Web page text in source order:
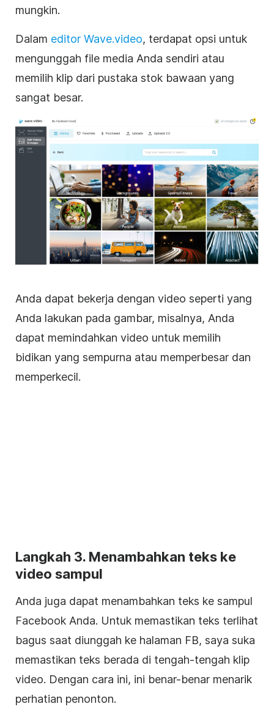
mungkin.
Dalam editor Wave.video, terdapat opsi untuk
mengunggah file media Anda sendiri atau
memilih klip dari pustaka stok bawaan yang
sangat besar.
Anda dapat bekerja dengan video seperti yang
Anda lakukan pada gambar, misalnya, Anda
dapat memindahkan video untuk memilih
bidikan yang sempurna atau memperbesar dan
memperkecil.
Langkah 3. Menambahkan teks ke
video sampul
Anda juga dapat menambahkan teks ke sampul
Facebook Anda. Untuk memastikan teks terlihat
bagus saat diunggah ke halaman FB, saya suka
memastikan teks berada di tengah-tengah klip
video. Dengan cara ini, ini benar-benar menarik
perhatian penonton.